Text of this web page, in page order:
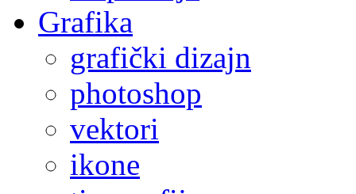
Grafika
grafički dizajn
photoshop
vektori
ikone